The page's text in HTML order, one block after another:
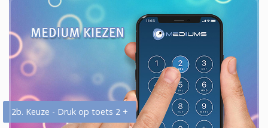
2b. Keuze - Druk op toets 2 +